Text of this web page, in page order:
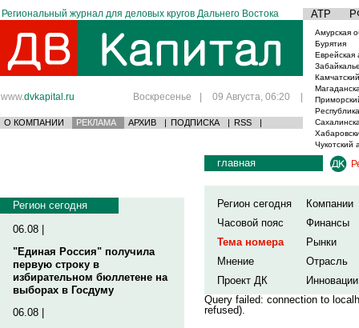
Региональный журнал для деловых кругов Дальнего Востока АТР
www.dvkapital.ru Воскресенье | 09 Августа, 06:20 |
О КОМПАНИИ РЕКЛАМА АРХИВ | ПОДПИСКА | RSS |
Амурская
Бурятия
Еврейская
Чукотский
Регион сегодня
06.08 |
"Единая Россия" получила
первую строку в
избирательном бюллетене на
выборах в Госдуму
06.08 |
главная
Регион сегодня
Компании
Часовой пояс
Финансы
Тема номера
Рынки
Мнение
Отрасль
Проект ДК
Инновации
Query failed: connection to
refused).